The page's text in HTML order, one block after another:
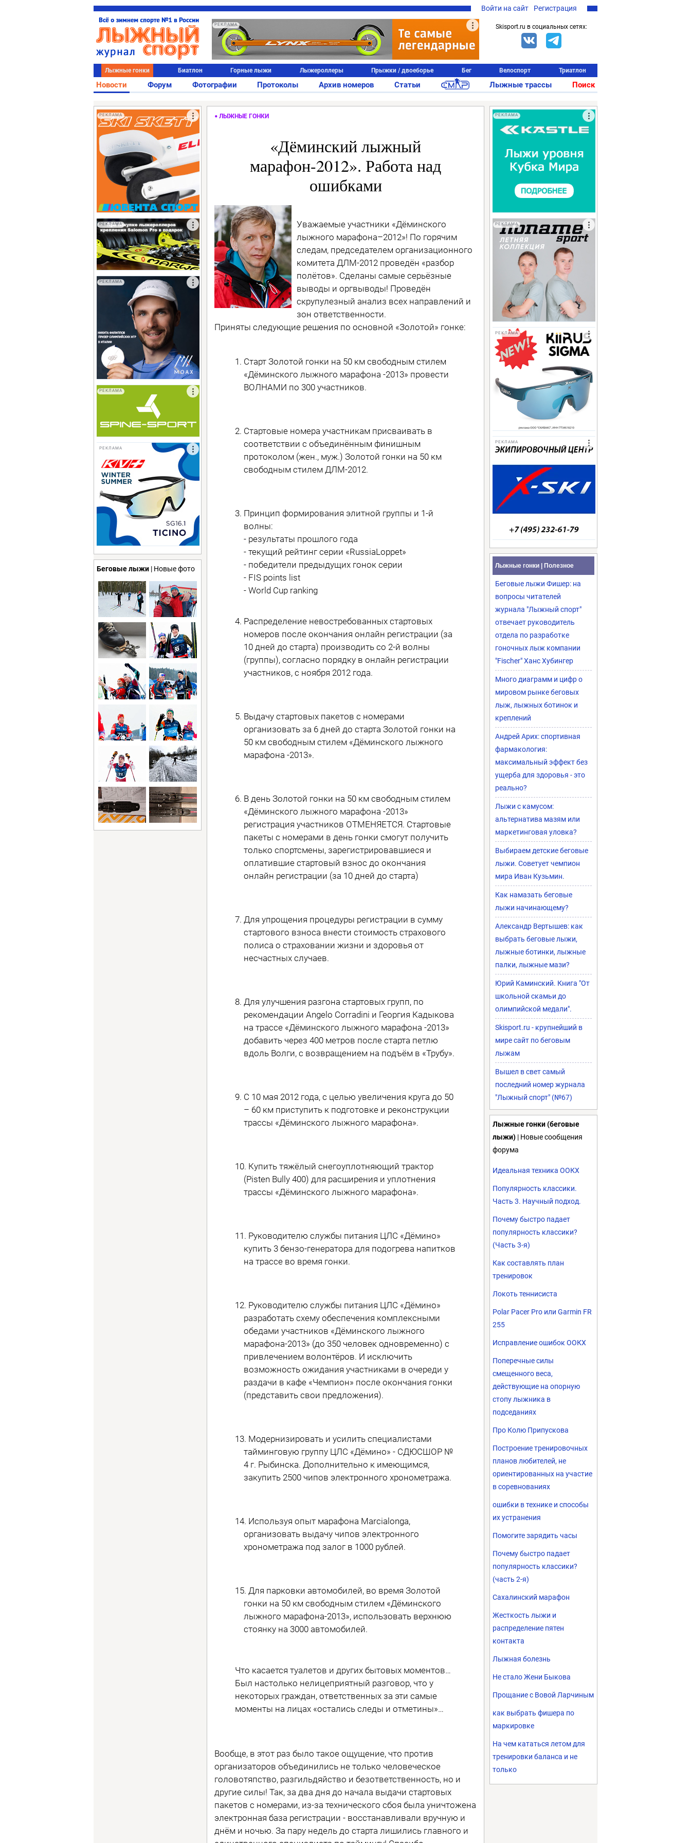
Войти на сайт Регистрация
РЕКЛАМА Skisport.ru в социальных сетях:
Лыжные гонки Биатлон Горные лыжи Лыжероллеры Прыжки / двоеборье Бег Велоспорт Триатлон
Новости Форум Фотографии Протоколы Архив номеров Статьи Лыжные трассы Поиск
РЕКЛАМА
РЕКЛАМА
РЕКЛАМА
РЕКЛАМА
РЕКЛАМА
Беговые лыжи | Новые фото
ЛЫЖНЫЕ ГОНКИ
«Дёминский лыжный
марафон-2012». Работа над
ошибками
Уважаемые участники «Дёминского
лыжного марафона–2012»! По горячим
следам, председателем организационного
комитета ДЛМ-2012 проведён «разбор
полётов». Сделаны самые серьёзные
выводы и оргвыводы! Проведён
скрупулезный анализ всех направлений и
зон ответственности.
Приняты следующие решения по основной «Золотой» гонке:
Старт Золотой гонки на 50 км свободным стилем
«Дёминского лыжного марафона -2013» провести
ВОЛНАМИ по 300 участников.
Стартовые номера участникам присваивать в
соответствии с объединённым финишным
протоколом (жен., муж.) Золотой гонки на 50 км
свободным стилем ДЛМ-2012.
Принцип формирования элитной группы и 1-й
волны:
- результаты прошлого года
- текущий рейтинг серии «RussiaLoppet»
- победители предыдущих гонок серии
- FIS points list
- World Cup ranking
Распределение невостребованных стартовых
номеров после окончания онлайн регистрации (за
10 дней до старта) производить со 2-й волны
(группы), согласно порядку в онлайн регистрации
участников, с ноября 2012 года.
Выдачу стартовых пакетов с номерами
организовать за 6 дней до старта Золотой гонки на
50 км свободным стилем «Дёминского лыжного
марафона -2013».
В день Золотой гонки на 50 км свободным стилем
«Дёминского лыжного марафона -2013»
регистрация участников ОТМЕНЯЕТСЯ. Стартовые
пакеты с номерами в день гонки смогут получить
только спортсмены, зарегистрировавшиеся и
оплатившие стартовый взнос до окончания
онлайн регистрации (за 10 дней до старта)
Для упрощения процедуры регистрации в сумму
стартового взноса внести стоимость страхового
полиса о страховании жизни и здоровья от
несчастных случаев.
Для улучшения разгона стартовых групп, по
рекомендации Angelo Corradini и Георгия Кадыкова
на трассе «Дёминского лыжного марафона -2013»
добавить через 400 метров после старта петлю
вдоль Волги, с возвращением на подъём в «Трубу».
С 10 мая 2012 года, с целью увеличения круга до 50
– 60 км приступить к подготовке и реконструкции
трассы «Дёминского лыжного марафона».
Купить тяжёлый снегоуплотняющий трактор
(Pisten Bully 400) для расширения и уплотнения
трассы «Дёминского лыжного марафона».
Руководителю службы питания ЦЛС «Дёмино»
купить 3 бензо-генератора для подогрева напитков
на трассе во время гонки.
Руководителю службы питания ЦЛС «Дёмино»
разработать схему обеспечения комплексными
обедами участников «Дёминского лыжного
марафона-2013» (до 350 человек одновременно) с
привлечением волонтёров. И исключить
возможность ожидания участниками в очереди у
раздачи в кафе «Чемпион» после окончания гонки
(представить свои предложения).
Модернизировать и усилить специалистами
тайминговую группу ЦЛС «Дёмино» - СДЮСШОР №
4 г. Рыбинска. Дополнительно к имеющимся,
закупить 2500 чипов электронного хронометража.
Используя опыт марафона Marcialonga,
организовать выдачу чипов электронного
хронометража под залог в 1000 рублей.
Для парковки автомобилей, во время Золотой
гонки на 50 км свободным стилем «Дёминского
лыжного марафона-2013», использовать верхнюю
стоянку на 3000 автомобилей.
Что касается туалетов и других бытовых моментов…
Был настолько нелицеприятный разговор, что у
некоторых граждан, ответственных за эти самые
моменты на лицах «остались следы и отметины»…
Вообще, в этот раз было такое ощущение, что против
организаторов объединились не только человеческое
головотяпство, разгильдяйство и безответственность, но и
другие силы! Так, за два дня до начала выдачи стартовых
пакетов с номерами, из-за технического сбоя была уничтожена
электронная база регистрации - восстанавливали вручную и
днём и ночью. За пару недель до старта лишились главного и
РЕКЛАМА
РЕКЛАМА
РЕКЛАМА
РЕКЛАМА
Лыжные гонки | Полезное
Беговые лыжи Фишер: на
вопросы читателей
журнала "Лыжный спорт"
отвечает руководитель
отдела по разработке
гоночных лыж компании
"Fischer" Ханс Хубингер
Много диаграмм и цифр о
мировом рынке беговых
лыж, лыжных ботинок и
креплений
Андрей Арих: спортивная
фармакология:
максимальный эффект без
ущерба для здоровья - это
реально?
Лыжи с камусом:
альтернатива мазям или
маркетинговая уловка?
Выбираем детские беговые
лыжи. Советует чемпион
мира Иван Кузьмин.
Как намазать беговые
лыжи начинающему?
Александр Вертышев: как
выбрать беговые лыжи,
лыжные ботинки, лыжные
палки, лыжные мази?
Юрий Каминский. Книга "От
школьной скамьи до
олимпийской медали".
Skisport.ru - крупнейший в
мире сайт по беговым
лыжам
Вышел в свет самый
последний номер журнала
"Лыжный спорт" (№67)
Лыжные гонки (беговые
лыжи) | Новые сообщения
форума
Идеальная техника ООКХ
Популярность классики.
Часть 3. Научный подход.
Почему быстро падает
популярность классики?
(Часть 3-я)
Как составлять план
тренировок
Локоть теннисиста
Polar Pacer Pro или Garmin FR
255
Исправление ошибок ООКХ
Поперечные силы
смещенного веса,
действующие на опорную
стопу лыжника в
подседаниях
Про Колю Припускова
Построение тренировочных
планов любителей, не
ориентированных на участие
в соревнованиях
ошибки в технике и способы
их устранения
Помогите зарядить часы
Почему быстро падает
популярность классики?
(часть 2-я)
Сахалинский марафон
Жесткость лыжи и
распределение пятен
контакта
Лыжная болезнь
Не стало Жени Быкова
Прощание с Вовой Ларчиным
как выбрать фишера по
маркировке
На чем кататься летом для
тренировки баланса и не
только